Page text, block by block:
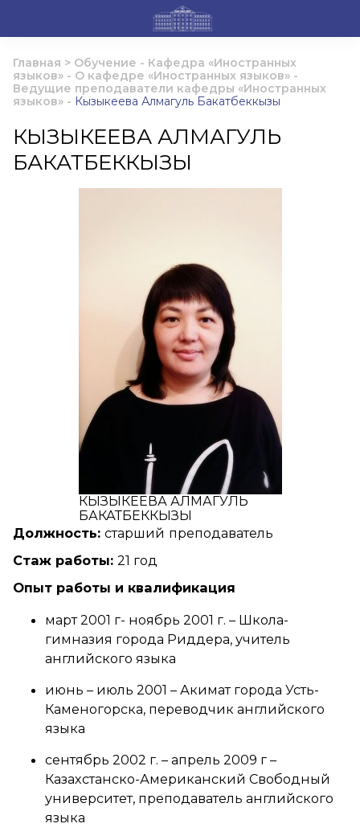
Главная > Обучение - Кафедра «Иностранных
языков» - О кафедре «Иностранных языков» -
Ведущие преподаватели кафедры «Иностранных
языков» - Кызыкеева Алмагуль Бакатбеккызы
КЫЗЫКЕЕВА АЛМАГУЛЬ
БАКАТБЕККЫЗЫ
КЫЗЫКЕЕВА АЛМАГУЛЬ
БАКАТБЕККЫЗЫ
Должность: старший преподаватель
Стаж работы: 21 год
Опыт работы и квалификация
март 2001 г- ноябрь 2001 г. – Школа-
гимназия города Риддера, учитель
английского языка
июнь – июль 2001 – Акимат города Усть-
Каменогорска, переводчик английского
языка
сентябрь 2002 г. – апрель 2009 г –
Казахстанско-Американский Свободный
университет, преподаватель английского
языка